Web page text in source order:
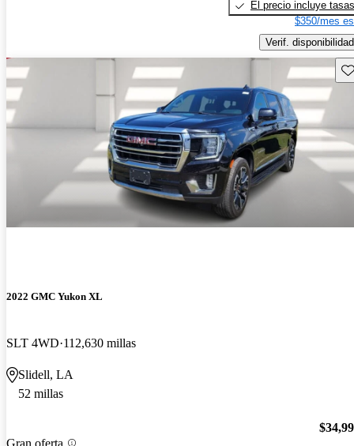
El precio incluye tasas
$350/mes
Verif. disponibilidad
2022 GMC Yukon XL
SLT 4WD 112,630 millas
Slidell, LA
52 millas
Gran oferta